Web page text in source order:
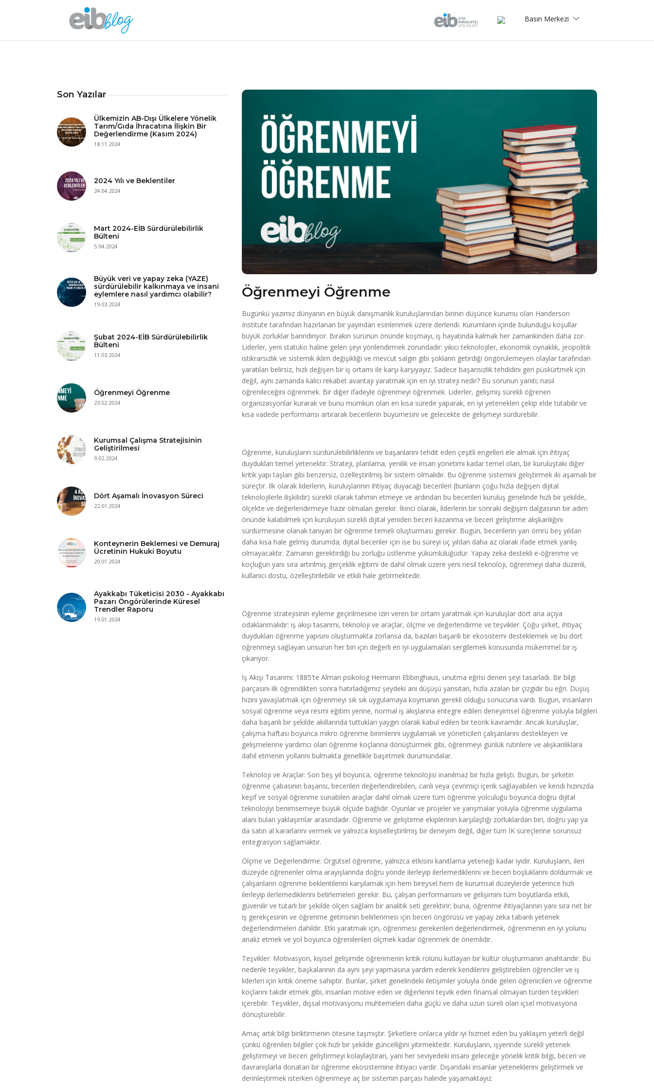
Basın Merkezi
Son Yazılar
Ülkemizin AB-Dışı Ülkelere Yönelik
Tarım/Gıda İhracatına İlişkin Bir
Değerlendirme (Kasım 2024)
18.11.2024
2024 Yılı ve Beklentiler
24.04.2024
Mart 2024-EİB Sürdürülebilirlik
Bülteni
5.04.2024
Büyük veri ve yapay zeka (YAZE)
sürdürülebilir kalkınmaya ve insani
eylemlere nasıl yardımcı olabilir?
19.03.2024
Şubat 2024-EİB Sürdürülebilirlik
Bülteni
11.03.2024
Öğrenmeyi Öğrenme
23.02.2024
Kurumsal Çalışma Stratejisinin
Geliştirilmesi
9.02.2024
Dört Aşamalı İnovasyon Süreci
22.01.2024
Konteynerin Beklemesi ve Demuraj
Ücretinin Hukuki Boyutu
20.01.2024
Ayakkabı Tüketicisi 2030 - Ayakkabı
Pazarı Öngörülerinde Küresel
Trendler Raporu
19.01.2024
Öğrenmeyi Öğrenme
Bugünkü yazımız dünyanın en büyük danışmanlık kuruluşlarından birinin düşünce kurumu olan Handerson
Institute tarafından hazırlanan bir yayından esinlenmek üzere derlendi. Kurumların içinde bulunduğu koşullar
büyük zorluklar barındırıyor. Bırakın sürünün önünde koşmayı, iş hayatında kalmak her zamankinden daha zor.
Liderler, yeni statüko haline gelen şeyi yönlendirmek zorundadır: yıkıcı teknolojiler, ekonomik oynaklık, jeopolitik
istikrarsızlık ve sistemik iklim değişikliği ve mevcut salgın gibi şokların getirdiği öngörülemeyen olaylar tarafından
yaratılan belirsiz, hızlı değişen bir iş ortamı ile karşı karşıyayız. Sadece başarısızlık tehdidini geri püskürtmek için
değil, aynı zamanda kalıcı rekabet avantajı yaratmak için en iyi strateji nedir? Bu sorunun yanıtı; nasıl
öğrenileceğini öğrenmek. Bir diğer ifadeyle öğrenmeyi öğrenmek. Liderler, gelişmiş sürekli öğrenen
organizasyonlar kurarak ve bunu mümkün olan en kısa sürede yaparak, en iyi yetenekleri çekip elde tutabilir ve
kısa vadede performansı artırarak becerilerin büyümesini ve gelecekte de gelişmeyi sürdürebilir.
Öğrenme, kuruluşların sürdürülebilirliklerini ve başarılarını tehdit eden çeşitli engelleri ele almak için ihtiyaç
duydukları temel yetenektir. Strateji, planlama, yenilik ve insan yönetimi kadar temel olan, bir kuruluştaki diğer
kritik yapı taşları gibi benzersiz, özelleştirilmiş bir sistem olmalıdır. Bu öğrenme sistemini geliştirmek iki aşamalı bir
süreçtir. İlk olarak liderlerin, kuruluşlarının ihtiyaç duyacağı becerileri (bunların çoğu hızla değişen dijital
teknolojilerle ilişkilidir) sürekli olarak tahmin etmeye ve ardından bu becerileri kuruluş genelinde hızlı bir şekilde,
ölçekte ve değerlendirmeye hazır olmaları gerekir. İkinci olarak, liderlerin bir sonraki değişim dalgasının bir adım
önünde kalabilmek için kuruluşun sürekli dijital yeniden beceri kazanma ve beceri geliştirme alışkanlığını
sürdürmesine olanak tanıyan bir öğrenme temeli oluşturması gerekir. Bugün, becerilerin yarı ömrü beş yıldan
daha kısa hale gelmiş durumda; dijital beceriler için ise bu süreyi üç yıldan daha az olarak ifade etmek yanlış
olmayacaktır. Zamanın gerektirdiği bu zorluğu üstlenme yükümlülüğüdür. Yapay zeka destekli e-öğrenme ve
koçluğun yanı sıra artırılmış gerçeklik eğitimi de dahil olmak üzere yeni nesil teknoloji, öğrenmeyi daha düzenli,
kullanıcı dostu, özelleştirilebilir ve etkili hale getirmektedir.
Öğrenme stratejisinin eyleme geçirilmesine izin veren bir ortam yaratmak için kuruluşlar dört ana açıya
odaklanmalıdır: iş akışı tasarımı, teknoloji ve araçlar, ölçme ve değerlendirme ve teşvikler. Çoğu şirket, ihtiyaç
duydukları öğrenme yapısını oluşturmakta zorlansa da, bazıları başarılı bir ekosistemi desteklemek ve bu dört
öğrenmeyi sağlayan unsurun her biri için değerli en iyi uygulamaları sergilemek konusunda mükemmel bir iş
çıkarıyor.
İş Akışı Tasarımı: 1885'te Alman psikolog Hermann Ebbinghaus, unutma eğrisi denen şeyi tasarladı. Bir bilgi
parçasını ilk öğrendikten sonra hatırladığımız şeydeki ani düşüşü yansıtan, hızla azalan bir çizgidir bu eğri. Düşüş
hızını yavaşlatmak için öğrenmeyi sık sık uygulamaya koymanın gerekli olduğu sonucuna vardı. Bugün, insanların
sosyal öğrenme veya resmi eğitim yerine, normal iş akışlarına entegre edilen deneyimsel öğrenme yoluyla bilgileri
daha başarılı bir şekilde akıllarında tuttukları yaygın olarak kabul edilen bir teorik kavramdır. Ancak kuruluşlar,
çalışma haftası boyunca mikro öğrenme birimlerini uygulamak ve yöneticileri çalışanlarını destekleyen ve
gelişmelerine yardımcı olan öğrenme koçlarına dönüştürmek gibi, öğrenmeyi günlük rutinlere ve alışkanlıklara
dahil etmenin yollarını bulmakta genellikle başetmek durumundalar.
Teknoloji ve Araçlar: Son beş yıl boyunca, öğrenme teknolojisi inanılmaz bir hızla gelişti. Bugün, bir şirketin
öğrenme çabasının başarısı, becerileri değerlendirebilen, canlı veya çevrimiçi içerik sağlayabilen ve kendi hızınızda
keşif ve sosyal öğrenme sunabilen araçlar dahil olmak üzere tüm öğrenme yolculuğu boyunca doğru dijital
teknolojiyi benimsemeye büyük ölçüde bağlıdır. Oyunlar ve projeler ve yarışmalar yoluyla öğrenme uygulama
alanı bulan yaklaşımlar arasındadır. Öğrenme ve geliştirme ekiplerinin karşılaştığı zorluklardan biri, doğru yap ya
da satın al kararlarını vermek ve yalnızca kişiselleştirilmiş bir deneyim değil, diğer tüm İK süreçlerine sorunsuz
entegrasyon sağlamaktır.
Ölçme ve Değerlendirme: Örgütsel öğrenme, yalnızca etkisini kanıtlama yeteneği kadar iyidir. Kuruluşların, ileri
düzeyde öğrenenler olma arayışlarında doğru yönde ilerleyip ilerlemediklerini ve beceri boşluklarını doldurmak ve
çalışanların öğrenme beklentilerini karşılamak için hem bireysel hem de kurumsal düzeylerde yeterince hızlı
ilerleyip ilerlemediklerini belirlemeleri gerekir. Bu, çalışan performansını ve gelişimini tüm boyutlarda etkili,
güvenilir ve tutarlı bir şekilde ölçen sağlam bir analitik seti gerektirir; buna, öğrenme ihtiyaçlarının yanı sıra net bir
iş gerekçesinin ve öğrenme getirisinin belirlenmesi için beceri öngörüsü ve yapay zeka tabanlı yetenek
değerlendirmeleri dahildir. Etki yaratmak için, öğrenmesi gerekenleri değerlendirmek, öğrenmenin en iyi yolunu
analiz etmek ve yol boyunca öğrenilenleri ölçmek kadar öğrenmek de önemlidir.
Teşvikler: Motivasyon, kişisel gelişimde öğrenmenin kritik rolünü kutlayan bir kültür oluşturmanın anahtarıdır. Bu
nedenle teşvikler, başkalarının da aynı şeyi yapmasına yardım ederek kendilerini geliştirebilen öğrenciler ve iş
liderleri için kritik öneme sahiptir. Bunlar, şirket genelindeki iletişimler yoluyla önde gelen öğrenicileri ve öğrenme
koçlarını takdir etmek gibi, insanları motive eden ve diğerlerini teşvik eden finansal olmayan türden teşvikleri
içerebilir. Teşvikler, dışsal motivasyonu muhtemelen daha güçlü ve daha uzun süreli olan içsel motivasyona
dönüştürebilir.
Amaç artık bilgi biriktirmenin ötesine taşmıştır. Şirketlere onlarca yıldır iyi hizmet eden bu yaklaşım yeterli değil
çünkü öğrenilen bilgiler çok hızlı bir şekilde güncelliğini yitirmektedir. Kuruluşların, işyerinde sürekli yetenek
geliştirmeyi ve beceri geliştirmeyi kolaylaştıran, yani her seviyedeki insanı geleceğe yönelik kritik bilgi, beceri ve
davranışlarla donatan bir öğrenme ekosistemine ihtiyacı vardır. Dışarıdaki insanlar yeteneklerini geliştirmek ve
derinleştirmek isterken öğrenmeye aç bir sistemin parçası halinde yaşamaktayız.